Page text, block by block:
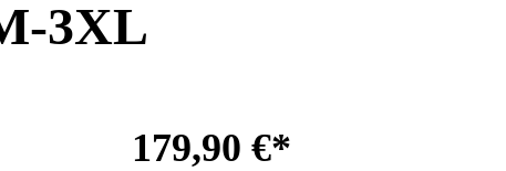
3XL
179,90 €*